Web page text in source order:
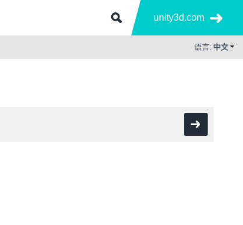
unity3d.com
语言: 中文